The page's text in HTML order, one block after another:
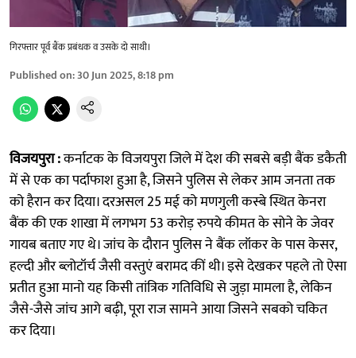
गिरफ्तार पूर्व बैंक प्रबंधक व उसके दो साथी।
Published on:30 Jun 2025, 8:18 pm
विजयपुरा :कर्नाटक के विजयपुरा जिले में देश की सबसे बड़ी बैंक डकैती
में से एक का पर्दाफाश हुआ है, जिसने पुलिस से लेकर आम जनता तक
को हैरान कर दिया। दरअसल 25 मई को मणगुली कस्बे स्थित केनरा
बैंक की एक शाखा में लगभग 53 करोड़ रुपये कीमत के सोने के जेवर
गायब बताए गए थे। जांच के दौरान पुलिस ने बैंक लॉकर के पास केसर,
हल्दी और ब्लोटॉर्च जैसी वस्तुएं बरामद कीं थी। इसे देखकर पहले तो ऐसा
प्रतीत हुआ मानो यह किसी तांत्रिक गतिविधि से जुड़ा मामला है, लेकिन
जैसे-जैसे जांच आगे बढ़ी, पूरा राज सामने आया जिसने सबको चकित
कर दिया।